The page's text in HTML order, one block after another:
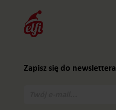
Zapisz się do newslettera